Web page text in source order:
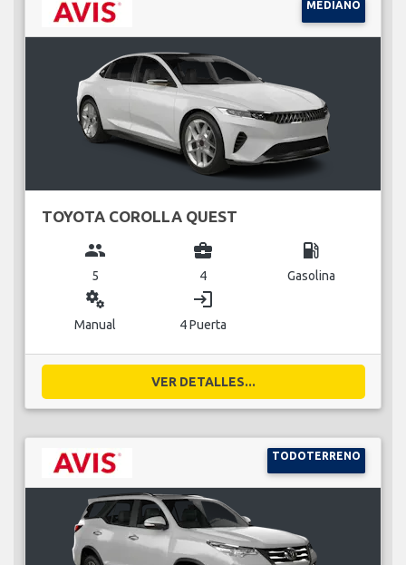
MEDIANO
TOYOTA COROLLA QUEST
group
5
business_center
4
local_gas_station
Gasolina
miscellaneous_services
Manual
login
4 Puerta
VER DETALLES...
TODOTERRENO